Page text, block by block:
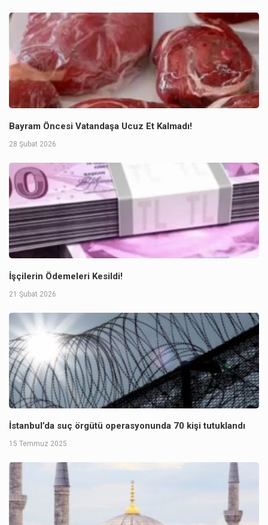
Bayram Öncesi Vatandaşa Ucuz Et Kalmadı!
28 Şubat 2026
İşçilerin Ödemeleri Kesildi!
21 Şubat 2026
İstanbul’da suç örgütü operasyonunda 70 kişi tutuklandı
15 Temmuz 2025